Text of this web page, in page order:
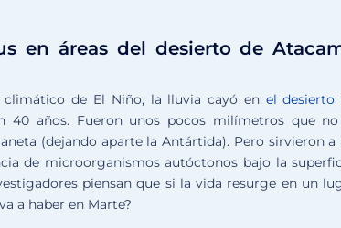
en áreas del desierto de
climático de El Niño, la lluvia cayó en el desierto
años. Fueron unos pocos milímetros que
(dejando aparte la Antártida). Pero sirvieron a
de microorganismos autóctonos bajo la
piensan que si la vida resurge en un
a haber en Marte?